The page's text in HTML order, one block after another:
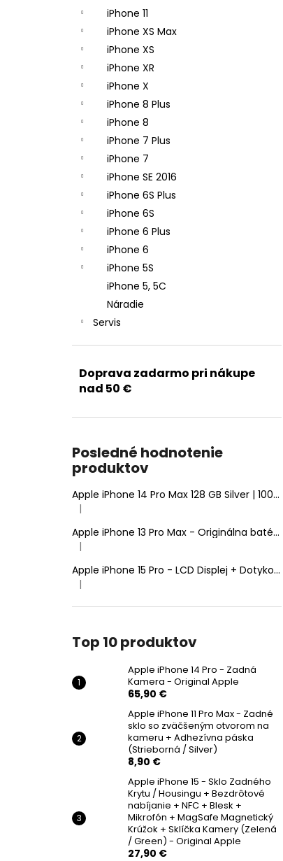
iPhone 11
iPhone XS Max
iPhone XS
iPhone XR
iPhone X
iPhone 8 Plus
iPhone 8
iPhone 7 Plus
iPhone 7
iPhone SE 2016
iPhone 6S Plus
iPhone 6S
iPhone 6 Plus
iPhone 6
iPhone 5S
iPhone 5, 5C
Náradie
Servis
Doprava zadarmo pri nákupe
nad 50 €
Posledné hodnotenie
produktov
Apple iPhone 14 Pro Max 128 GB Silver | 100% Zdravie batérie | Stav: A (Výborný)
Hodnotenie produktu je 5 z 5 hviezdičiek.
|
Apple iPhone 13 Pro Max - Originálna batéria 4352mAh (Zdravie batérie: 100% - bez hlásenia o neznámom diele)
Hodnotenie produktu je 5 z 5 hviezdičiek.
|
Apple iPhone 15 Pro - LCD Displej + Dotyková Plocha + Rám - SmartPremium Hard OLED
Hodnotenie produktu je 5 z 5 hviezdičiek.
|
Top 10 produktov
Apple iPhone 14 Pro - Zadná
Kamera - Original Apple
65,90 €
Apple iPhone 11 Pro Max - Zadné
sklo so zväčšeným otvorom na
kameru + Adhezívna páska
(Strieborná / Silver)
8,90 €
Apple iPhone 15 - Sklo Zadného
Krytu / Housingu + Bezdrôtové
nabíjanie + NFC + Blesk +
Mikrofón + MagSafe Magnetický
Krúžok + Sklíčka Kamery (Zelená
/ Green) - Original Apple
27,90 €